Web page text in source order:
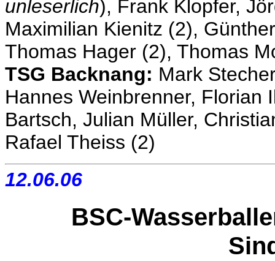
unleserlich), Frank Klopfer,
Maximilian Kienitz (2),
Thomas Hager (2), Thomas
TSG Backnang: Mark
Hannes Weinbrenner, Florian
Bartsch, Julian Müller,
Rafael Theiss (2)
12.06.06
BSC-